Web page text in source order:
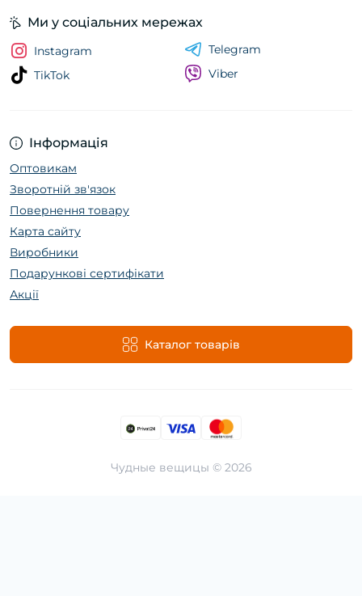
Інформація
Оптовикам
Зворотній зв'язок
Повернення товару
Карта сайту
Виробники
Подарункові сертифікати
Акції
Каталог товарів
Ми у соціальних мережах
Instagram
TikTok
Telegram
Viber
Чудные вещицы © 2026